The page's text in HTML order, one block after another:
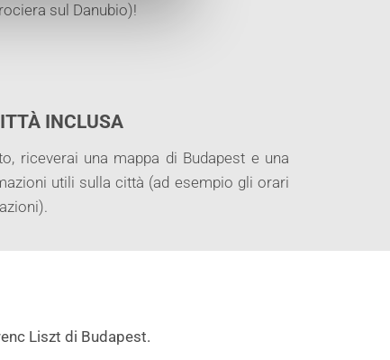
sul Danubio)!
INCLUSA
riceverai una mappa di Budapest e una
utili sulla città (ad esempio gli orari
Liszt di Budapest.